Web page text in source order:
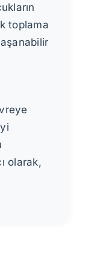
toplama
olarak,